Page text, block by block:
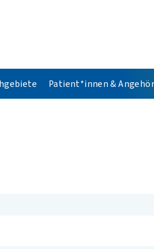
Patient*innen &